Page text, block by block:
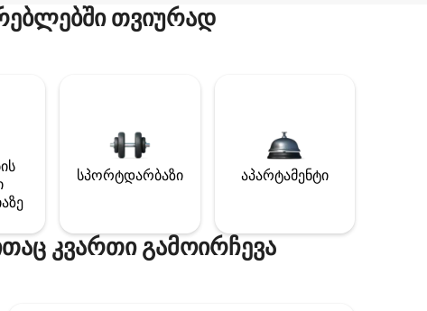
თვიურად
სპორტდარბაზი აპარტამენტი
კვართი გამოირჩევა